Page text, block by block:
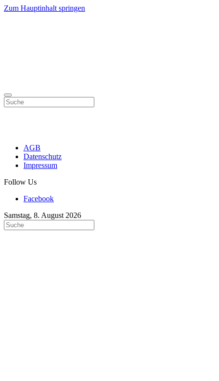
Zum Hauptinhalt springen
AGB
Datenschutz
Impressum
Follow Us
Facebook
Samstag, 8. August 2026